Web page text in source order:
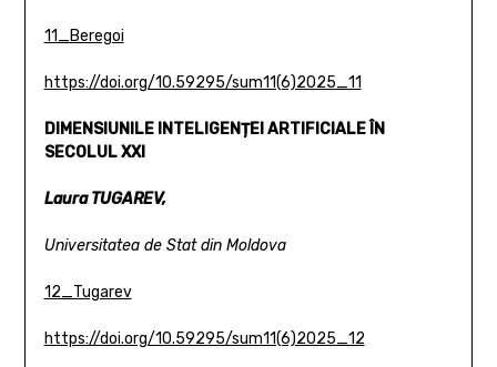
11_Beregoi
https://doi.org/10.59295/sum11(6)2025_11
DIMENSIUNILE INTELIGENȚEI ARTIFICIALE ÎN
SECOLUL XXI
Laura TUGAREV,
Universitatea de Stat din Moldova
12_Tugarev
https://doi.org/10.59295/sum11(6)2025_12